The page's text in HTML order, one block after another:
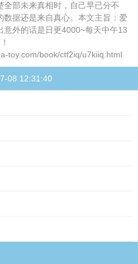
部未来真相时，自己早已分不
据还是来自真心。本文主旨：爱
外的话是日更4000~每天中午13
toy.com/book/ctf2iq/u7kiiq.html
08 12:31:40